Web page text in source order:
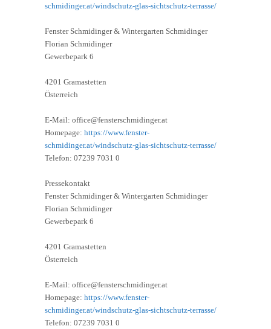
schmidinger.at/windschutz-glas-sichtschutz-terrasse/
Fenster Schmidinger & Wintergarten Schmidinger
Florian Schmidinger
Gewerbepark 6
4201 Gramastetten
Österreich
E-Mail: office@fensterschmidinger.at
Homepage: https://www.fenster-
schmidinger.at/windschutz-glas-sichtschutz-terrasse/
Telefon: 07239 7031 0
Pressekontakt
Fenster Schmidinger & Wintergarten Schmidinger
Florian Schmidinger
Gewerbepark 6
4201 Gramastetten
Österreich
E-Mail: office@fensterschmidinger.at
Homepage: https://www.fenster-
schmidinger.at/windschutz-glas-sichtschutz-terrasse/
Telefon: 07239 7031 0